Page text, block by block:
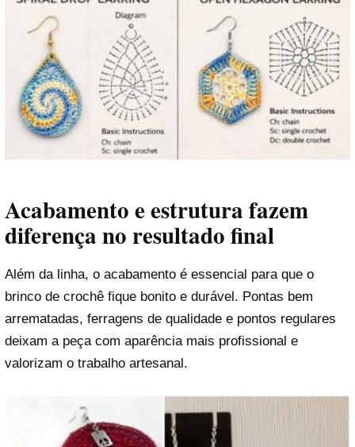
Acabamento e estrutura fazem
diferença no resultado final
Além da linha, o acabamento é essencial para que o
brinco de crochê fique bonito e durável. Pontas bem
arrematadas, ferragens de qualidade e pontos regulares
deixam a peça com aparência mais profissional e
valorizam o trabalho artesanal.